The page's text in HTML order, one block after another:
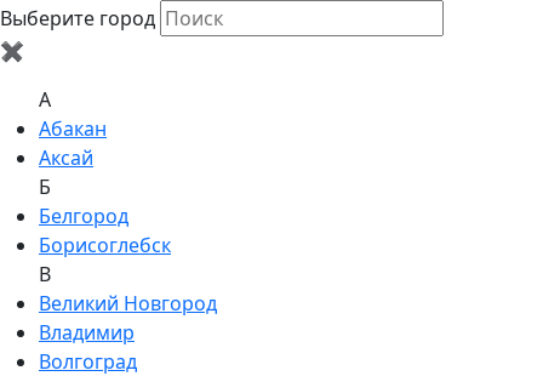
Выберите город
✖
A
Абакан
Аксай
Б
Белгород
Борисоглебск
В
Великий Новгород
Владимир
Волгоград